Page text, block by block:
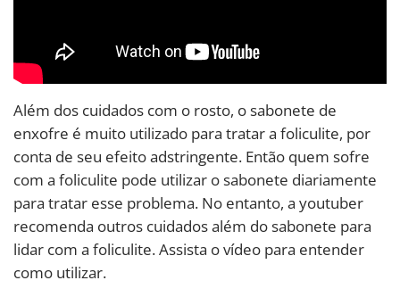
Além dos cuidados com o rosto, o sabonete de
enxofre é muito utilizado para tratar a foliculite, por
conta de seu efeito adstringente. Então quem sofre
com a foliculite pode utilizar o sabonete diariamente
para tratar esse problema. No entanto, a youtuber
recomenda outros cuidados além do sabonete para
lidar com a foliculite. Assista o vídeo para entender
como utilizar.